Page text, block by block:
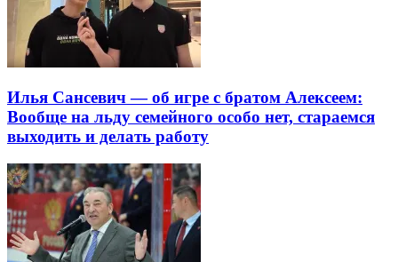
Илья Сансевич — об игре с братом Алексеем:
Вообще на льду семейного особо нет, стараемся
выходить и делать работу